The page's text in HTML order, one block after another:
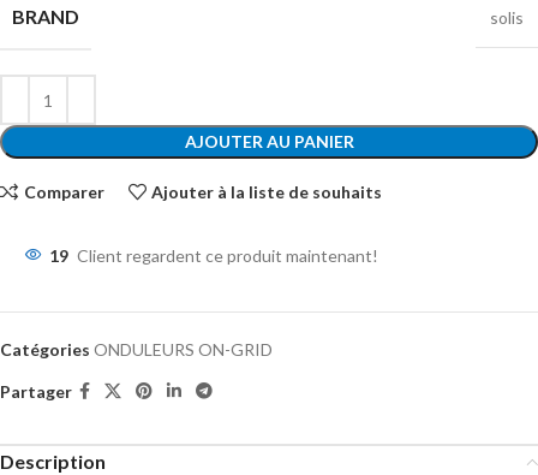
BRAND solis
AJOUTER AU PANIER
Comparer Ajouter à la liste de souhaits
19 Client regardent ce produit maintenant!
Catégories ONDULEURS ON-GRID
Partager
Description